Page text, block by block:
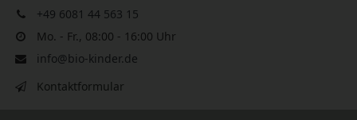
+49 6081 44 563 15
Mo. - Fr., 08:00 - 16:00 Uhr
info@bio-kinder.de
Kontaktformular